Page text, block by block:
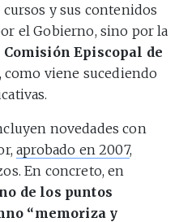
y sus contenidos
el Gobierno, sino por la
Comisión Episcopal de
como viene sucediendo
novedades con
aprobado en 2007,
En concreto, en
de los puntos
“memoriza y